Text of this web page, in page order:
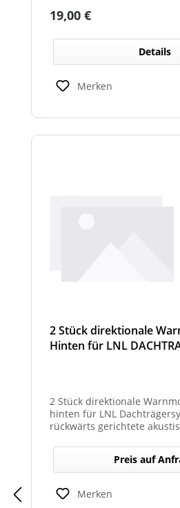
Regulärer Preis:
19,00 €
Details
Merken
2 Stück direktionale
Hinten für LNL
2 Stück direktionale
hinten für LNL
rückwärts gerichtete
Dachträger, die in Richtung
Warnsignale abgeben. Sie
Sicht- und Hörbarkeit von
für den rückwärtigen
so die Sicherheit bei
Preis auf
Merken